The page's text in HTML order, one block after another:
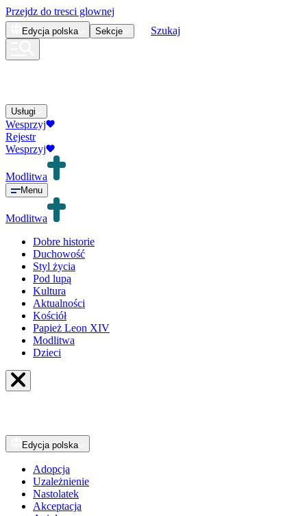
Przejdz do tresci glownej
Edycja polska Sekcje Szukaj
Usługi
Wesprzyj
Rejestr
Wesprzyj
Modlitwa
Menu
Modlitwa
Dobre historie
Duchowość
Styl życia
Pod lupą
Kultura
Aktualności
Kościół
Papież Leon XIV
Modlitwa
Dzieci
Edycja polska
Adopcja
Uzależnienie
Nastolatek
Akceptacja